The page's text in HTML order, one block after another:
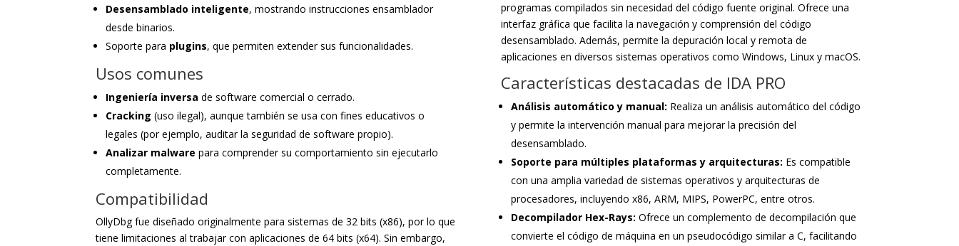
Desensamblado inteligente, mostrando instrucciones ensamblador
desde binarios.
Soporte para plugins, que permiten extender sus funcionalidades.
Usos comunes
Ingeniería inversa de software comercial o cerrado.
Cracking (uso ilegal), aunque también se usa con fines educativos o
legales (por ejemplo, auditar la seguridad de software propio).
Analizar malware para comprender su comportamiento sin ejecutarlo
completamente.
Compatibilidad
OllyDbg fue diseñado originalmente para sistemas de 32 bits (x86), por lo que
tiene limitaciones al trabajar con aplicaciones de 64 bits (x64). Sin embargo,
programas compilados sin necesidad del código fuente original. Ofrece una
interfaz gráfica que facilita la navegación y comprensión del código
desensamblado. Además, permite la depuración local y remota de
aplicaciones en diversos sistemas operativos como Windows, Linux y macOS.
Características destacadas de IDA PRO
Análisis automático y manual: Realiza un análisis automático del código
y permite la intervención manual para mejorar la precisión del
desensamblado.
Soporte para múltiples plataformas y arquitecturas: Es compatible
con una amplia variedad de sistemas operativos y arquitecturas de
procesadores, incluyendo x86, ARM, MIPS, PowerPC, entre otros.
Decompilador Hex-Rays: Ofrece un complemento de decompilación que
convierte el código de máquina en un pseudocódigo similar a C, facilitando